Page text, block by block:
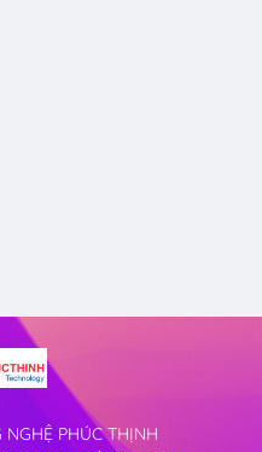
PHÚC THỊNH